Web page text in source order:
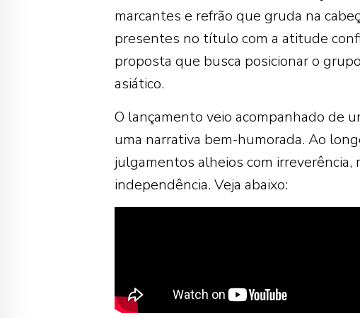
marcantes e refrão que gruda na
presentes no título com a atitude
proposta que busca posicionar o
asiático.
O lançamento veio acompanhado de
uma narrativa bem-humorada. Ao
julgamentos alheios com
independência. Veja abaixo: